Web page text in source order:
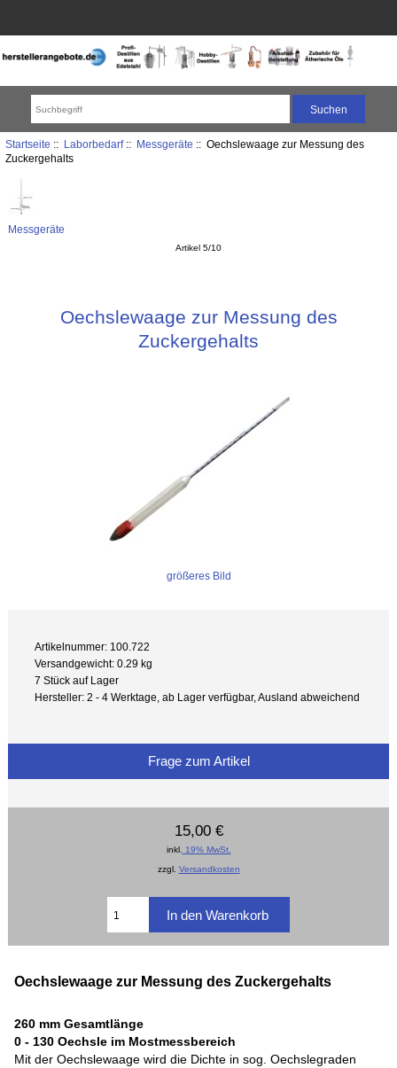
Startseite :: Laborbedarf:: Messgeräte :: Oechslewaage zur Messung des
Zuckergehalts
Messgeräte
Artikel 5/10
Oechslewaage zur Messung des
Zuckergehalts
größeres Bild
Artikelnummer: 100.722
Versandgewicht: 0.29 kg
7 Stück auf Lager
Hersteller: 2 - 4 Werktage, ab Lager verfügbar, Ausland abweichend
Frage zum Artikel
15,00 €
inkl. 19% MwSt.
zzgl. Versandkosten
Oechslewaage zur Messung des Zuckergehalts
260 mm Gesamtlänge
0 - 130 Oechsle im Mostmessbereich
Mit der Oechslewaage wird die Dichte in sog. Oechslegraden